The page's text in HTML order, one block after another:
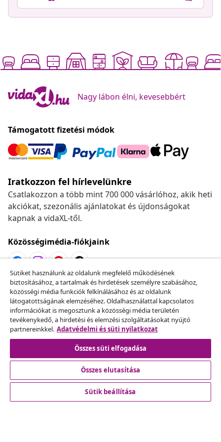
Nagy lábon élni, kevesebbért
Támogatott fizetési módok
Iratkozzon fel hírlevelünkre
Csatlakozzon a több mint 700 000 vásárlóhoz, akik heti
akciókat, szezonális ajánlatokat és újdonságokat
kapnak a vidaXL-től.
Közösségimédia-fiókjaink
Szerződéstől való elállás
Küldj be egy rendelés lemondására vonatkozó
kérelmet.
Szerződéstől való elállás
Ügyfélszolgálat
Sütiket használunk az oldalunk megfelelő működésének
biztosításához, a tartalmak és hirdetések személyre szabásához,
közösségi média funkciók felkínálásához és az oldalunk
látogatottságának elemzéséhez. Oldalhasználattal kapcsolatos
információkat is megosztunk a közösségi média területén
tevékenykedő, a hirdetési és elemzési szolgáltatásokat nyújtó
partnereinkkel. Adatvédelmi és süti nyilatkozat
Összes süti elfogadása
Összes elutasítása
Sütik beállítása